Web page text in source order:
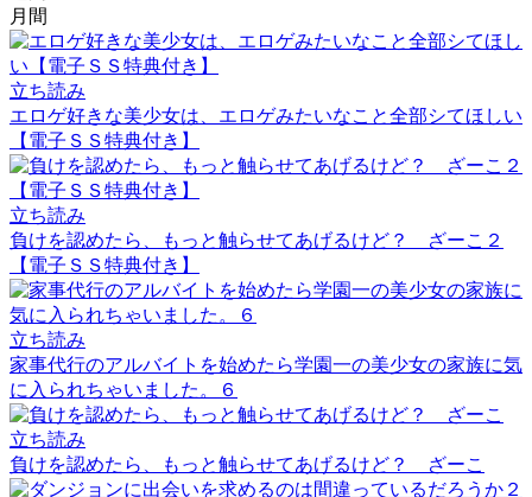
月間
立ち読み
エロゲ好きな美少女は、エロゲみたいなこと全部シてほしい
【電子ＳＳ特典付き】
立ち読み
負けを認めたら、もっと触らせてあげるけど？ ざーこ２
【電子ＳＳ特典付き】
立ち読み
家事代行のアルバイトを始めたら学園一の美少女の家族に気
に入られちゃいました。６
立ち読み
負けを認めたら、もっと触らせてあげるけど？ ざーこ